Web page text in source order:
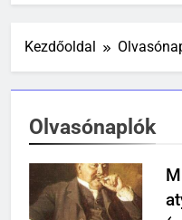
Kezdőoldal
Olvasónaplók